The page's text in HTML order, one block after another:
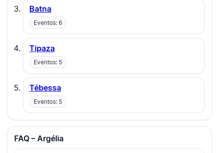
Batna
Eventos: 6
Tipaza
Eventos: 5
Tébessa
Eventos: 5
FAQ – Argélia